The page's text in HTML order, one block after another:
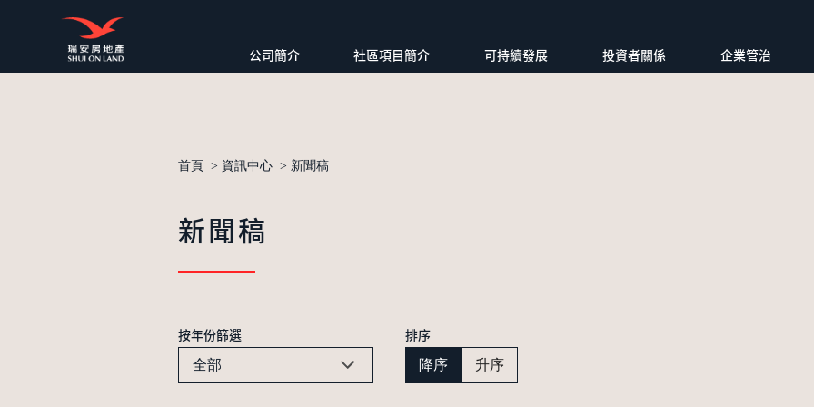
公司簡介 社區項目簡介 可持續發展 投資者關係 企業管治
首頁 > 資訊中心 > 新聞稿
新聞稿
按年份篩選
全部
排序
降序 升序